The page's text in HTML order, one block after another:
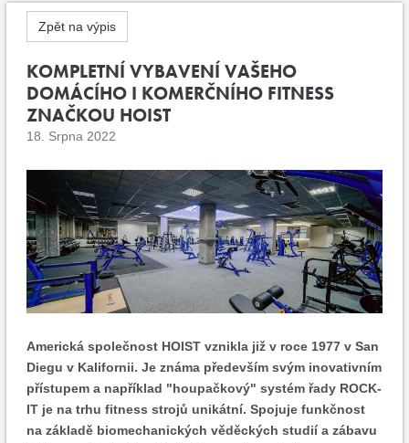
O nás
Kontakt
Magazín
AKCE
Doplňky stravy Fitness vybavení
OUTLET OBLEČENÍ
Značky
Zpět na výpis
KOMPLETNÍ VYBAVENÍ VAŠEHO
DOMÁCÍHO I KOMERČNÍHO FITNESS
ZNAČKOU HOIST
18. Srpna 2022
Americká společnost HOIST vznikla již v roce 1977 v San
Diegu v Kalifornii. Je známa především svým inovativním
přístupem a například "houpačkový" systém řady ROCK-
IT je na trhu fitness strojů unikátní. Spojuje funkčnost
na základě biomechanických věděckých studií a zábavu